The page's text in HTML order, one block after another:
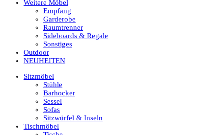
Weitere Möbel
Empfang
Garderobe
Raumtrenner
Sideboards & Regale
Sonstiges
Outdoor
NEUHEITEN
Sitzmöbel
Stühle
Barhocker
Sessel
Sofas
Sitzwürfel & Inseln
Tischmöbel